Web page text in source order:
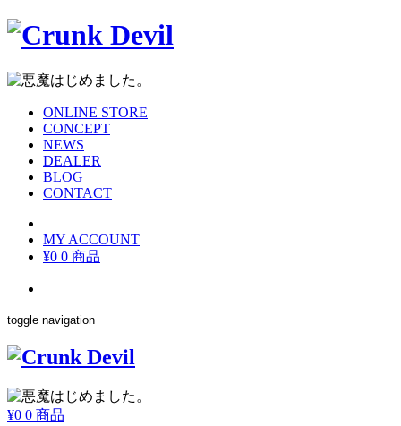
ONLINE STORE
CONCEPT
NEWS
DEALER
BLOG
CONTACT
MY ACCOUNT
¥0 0 商品
toggle navigation
¥0 0 商品